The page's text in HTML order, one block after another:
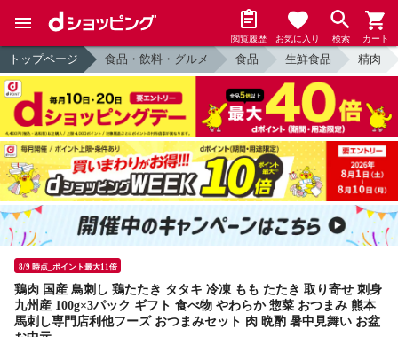
閲覧履歴 お気に入り 検索 カート
トップページ 食品・飲料・グルメ 食品 生鮮食品 精肉
8/9 時点_ポイント最大11倍
鶏肉 国産 鳥刺し 鶏たたき タタキ 冷凍 もも たたき 取り寄せ 刺身
九州産 100g×3パック ギフト 食べ物 やわらか 惣菜 おつまみ 熊本
馬刺し専門店利他フーズ おつまみセット 肉 晩酌 暑中見舞い お盆